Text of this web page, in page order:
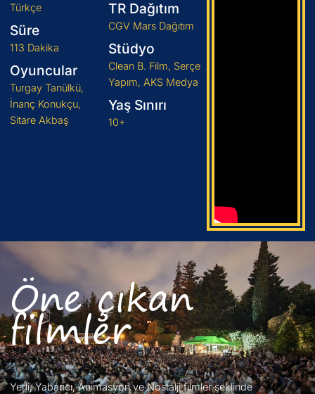
Türkçe
Süre
113 Dakika
Oyuncular
Turgay Tanülkü,
İnanç Konukçu,
Sitare Akbaş
TR Dağıtım
CGV Mars Dağıtım
Stüdyo
Clean B. Film, Serçe
Yapım, AKS Medya
Yaş Sınırı
10+
Öne çıkan
filmler
Yerli, Yabancı, Animasyon ve Nostalji filmler şeklinde